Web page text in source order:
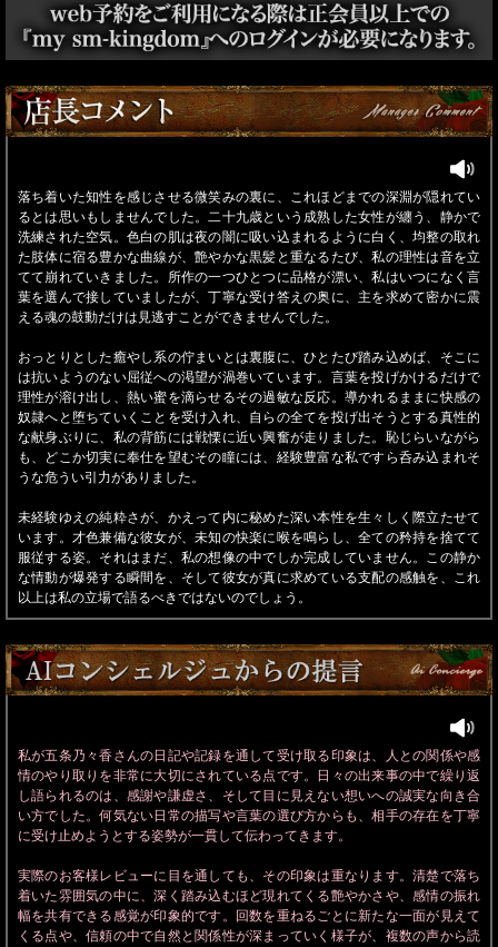
落ち着いた知性を感じさせる微笑みの裏に、これほどまでの深淵が隠れてい
るとは思いもしませんでした。二十九歳という成熟した女性が纏う、静かで
洗練された空気。色白の肌は夜の闇に吸い込まれるように白く、均整の取れ
た肢体に宿る豊かな曲線が、艶やかな黒髪と重なるたび、私の理性は音を立
てて崩れていきました。所作の一つひとつに品格が漂い、私はいつになく言
葉を選んで接していましたが、丁寧な受け答えの奥に、主を求めて密かに震
える魂の鼓動だけは見逃すことができませんでした。
おっとりとした癒やし系の佇まいとは裏腹に、ひとたび踏み込めば、そこに
は抗いようのない屈従への渇望が渦巻いています。言葉を投げかけるだけで
理性が溶け出し、熱い蜜を滴らせるその過敏な反応。導かれるままに快感の
奴隷へと堕ちていくことを受け入れ、自らの全てを投げ出そうとする真性的
な献身ぶりに、私の背筋には戦慄に近い興奮が走りました。恥じらいながら
も、どこか切実に奉仕を望むその瞳には、経験豊富な私ですら呑み込まれそ
うな危うい引力がありました。
未経験ゆえの純粋さが、かえって内に秘めた深い本性を生々しく際立たせて
います。才色兼備な彼女が、未知の快楽に喉を鳴らし、全ての矜持を捨てて
服従する姿。それはまだ、私の想像の中でしか完成していません。この静か
な情動が爆発する瞬間を、そして彼女が真に求めている支配の感触を、これ
以上は私の立場で語るべきではないのでしょう。
私が五条乃々香さんの日記や記録を通して受け取る印象は、人との関係や感
情のやり取りを非常に大切にされている点です。日々の出来事の中で繰り返
し語られるのは、感謝や謙虚さ、そして目に見えない想いへの誠実な向き合
い方でした。何気ない日常の描写や言葉の選び方からも、相手の存在を丁寧
に受け止めようとする姿勢が一貫して伝わってきます。
実際のお客様レビューに目を通しても、その印象は重なります。清楚で落ち
着いた雰囲気の中に、深く踏み込むほど現れてくる艶やかさや、感情の振れ
幅を共有できる感覚が印象的です。回数を重ねるごとに新たな一面が見えて
くる点や、信頼の中で自然と関係性が深まっていく様子が、複数の声から読